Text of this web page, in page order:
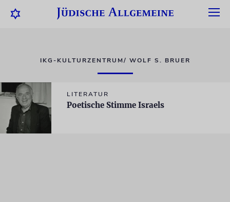
IKG-KULTURZENTRUM/ WOLF S. BRUER
LITERATUR
Poetische Stimme Israels